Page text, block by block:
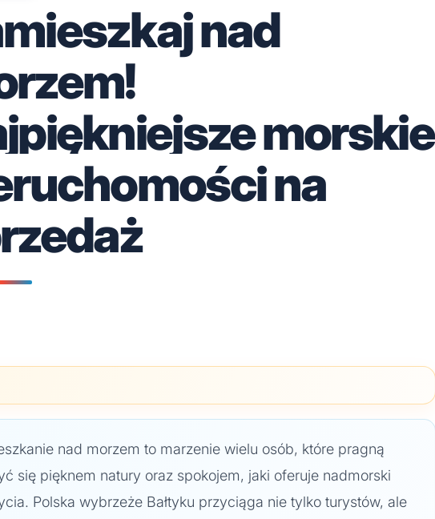
nad
morskie
na
nad morzem to marzenie wielu osób, które pragną
się pięknem natury oraz spokojem, jaki oferuje nadmorski
Polska wybrzeże Bałtyku przyciąga nie tylko turystów, ale